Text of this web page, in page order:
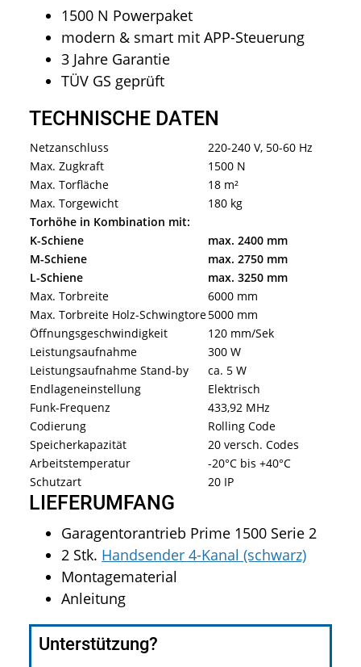
1500 N Powerpaket
modern & smart mit APP-Steuerung
3 Jahre Garantie
TÜV GS geprüft
TECHNISCHE DATEN
Netzanschluss
220-240 V, 50-60 Hz
Max. Zugkraft
1500 N
Max. Torfläche
18 m²
Max. Torgewicht
180 kg
Torhöhe in Kombination mit:
K-Schiene
max. 2400 mm
M-Schiene
max. 2750 mm
L-Schiene
max. 3250 mm
Max. Torbreite
6000 mm
Max. Torbreite Holz-Schwingtore5000 mm
Öffnungsgeschwindigkeit
120 mm/Sek
Leistungsaufnahme
300 W
Leistungsaufnahme Stand-by
ca. 5 W
Endlageneinstellung
Elektrisch
Funk-Frequenz
433,92 MHz
Codierung
Rolling Code
Speicherkapazität
20 versch. Codes
Arbeitstemperatur
-20°C bis +40°C
Schutzart
20 IP
LIEFERUMFANG
Garagentorantrieb Prime 1500 Serie 2
2 Stk. Handsender 4-Kanal (schwarz)
Montagematerial
Anleitung
Unterstützung?